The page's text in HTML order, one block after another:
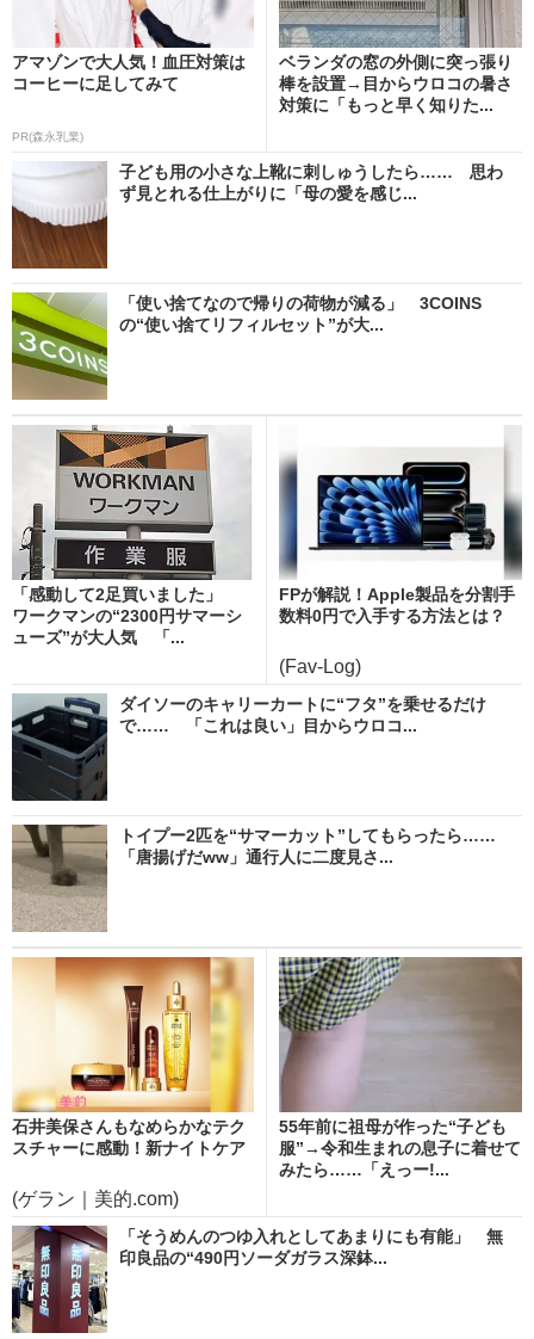
アマゾンで大人気！血圧対策は
コーヒーに足してみて
PR(森永乳業)
ベランダの窓の外側に突っ張り
棒を設置→目からウロコの暑さ
対策に「もっと早く知りた...
子ども用の小さな上靴に刺しゅうしたら…… 思わ
ず見とれる仕上がりに「母の愛を感じ...
「使い捨てなので帰りの荷物が減る」 3COINS
の“使い捨てリフィルセット”が大...
「感動して2足買いました」
ワークマンの“2300円サマーシ
ューズ”が大人気 「...
FPが解説！Apple製品を分割手
数料0円で入手する方法とは？
(Fav-Log)
ダイソーのキャリーカートに“フタ”を乗せるだけ
で…… 「これは良い」目からウロコ...
トイプー2匹を“サマーカット”してもらったら……
「唐揚げだww」通行人に二度見さ...
石井美保さんもなめらかなテク
スチャーに感動！新ナイトケア
(ゲラン｜美的.com)
55年前に祖母が作った“子ども
服”→令和生まれの息子に着せて
みたら……「えっー!...
「そうめんのつゆ入れとしてあまりにも有能」 無
印良品の“490円ソーダガラス深鉢...